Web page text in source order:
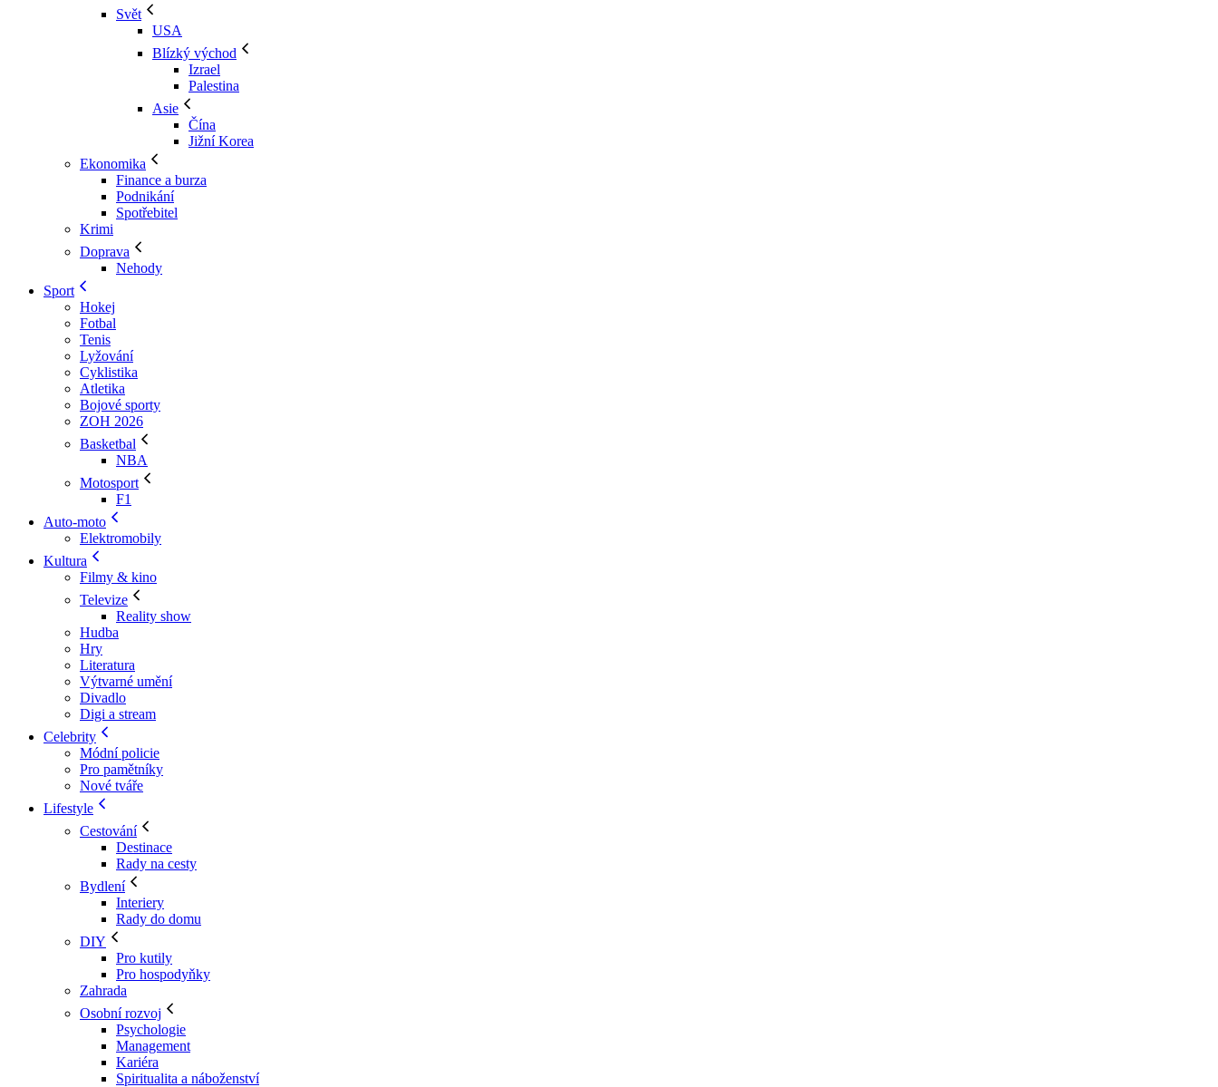
Svět
USA
Blízký východ
Izrael
Palestina
Asie
Čína
Jižní Korea
Ekonomika
Finance a burza
Podnikání
Spotřebitel
Krimi
Doprava
Nehody
Sport
Hokej
Fotbal
Tenis
Lyžování
Cyklistika
Atletika
Bojové sporty
ZOH 2026
Basketbal
NBA
Motosport
F1
Auto-moto
Elektromobily
Kultura
Filmy & kino
Televize
Reality show
Hudba
Hry
Literatura
Výtvarné umění
Divadlo
Digi a stream
Celebrity
Módní policie
Pro pamětníky
Nové tváře
Lifestyle
Cestování
Destinace
Rady na cesty
Bydlení
Interiery
Rady do domu
DIY
Pro kutily
Pro hospodyňky
Zahrada
Osobní rozvoj
Psychologie
Management
Kariéra
Spiritualita a náboženství